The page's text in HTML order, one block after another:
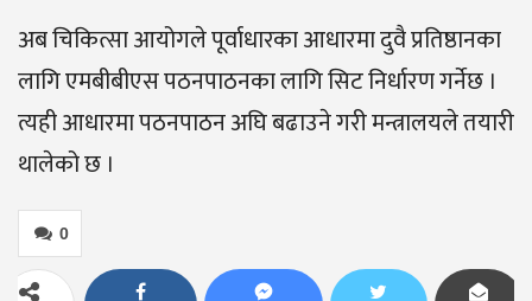
अब चिकित्सा आयोगले पूर्वाधारका आधारमा दुवै प्रतिष्ठानका
लागि एमबीबीएस पठनपाठनका लागि सिट निर्धारण गर्नेछ ।
त्यही आधारमा पठनपाठन अघि बढाउने गरी मन्त्रालयले तयारी
थालेको छ ।
0